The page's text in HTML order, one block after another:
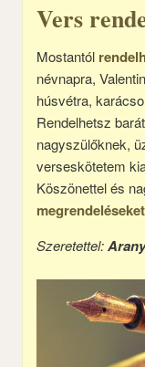
Vers
Mostantól
névnapra,
húsvétra,
Rendelhetsz
nagyszülőknek,
verseskötetem
Köszönettel és
Szeretettel: